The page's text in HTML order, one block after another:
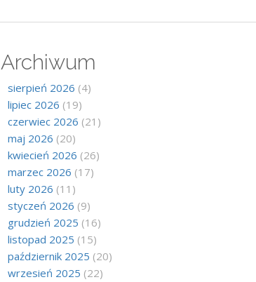
Archiwum
sierpień 2026 (4)
lipiec 2026 (19)
czerwiec 2026 (21)
maj 2026 (20)
kwiecień 2026 (26)
marzec 2026 (17)
luty 2026 (11)
styczeń 2026 (9)
grudzień 2025 (16)
listopad 2025 (15)
październik 2025 (20)
wrzesień 2025 (22)